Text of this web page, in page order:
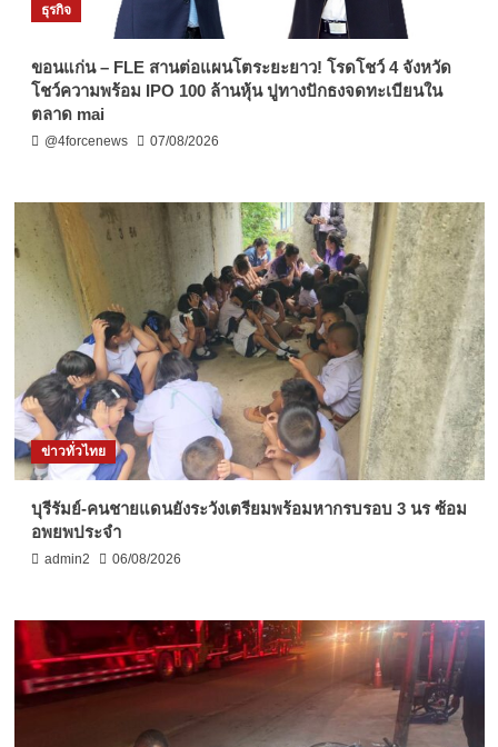
ธุรกิจ
ขอนแก่น – FLE สานต่อแผนโตระยะยาว! โรดโชว์ 4 จังหวัด
โชว์ความพร้อม IPO 100 ล้านหุ้น ปูทางปักธงจดทะเบียนใน
ตลาด mai
@4forcenews 07/08/2026
ข่าวทั่วไทย
บุรีรัมย์-คนชายแดนยังระวังเตรียมพร้อมหากรบรอบ 3 นร ซ้อม
อพยพประจำ
admin2 06/08/2026